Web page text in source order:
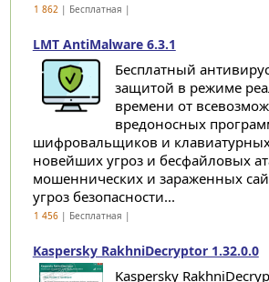
1 862| Бесплатная |
LMT AntiMalware 6.3.1
Бесплатный
защитой в режиме
времени от
вредоносных
шифровальщиков и
новейших угроз и бесфайловых
мошеннических и зараженных
угроз безопасности...
1 456| Бесплатная |
Kaspersky RakhniDecryptor 1.32.0.0
Kaspersky